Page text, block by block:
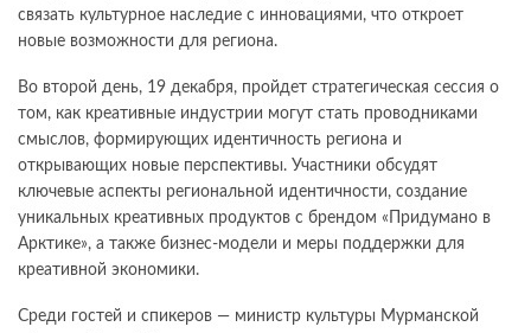
связать культурное наследие с инновациями, что откроет
новые возможности для региона.
Во второй день, 19 декабря, пройдет стратегическая сессия о
том, как креативные индустрии могут стать проводниками
смыслов, формирующих идентичность региона и
открывающих новые перспективы. Участники обсудят
ключевые аспекты региональной идентичности, создание
уникальных креативных продуктов с брендом «Придумано в
Арктике», а также бизнес-модели и меры поддержки для
креативной экономики.
Среди гостей и спикеров — министр культуры Мурманской